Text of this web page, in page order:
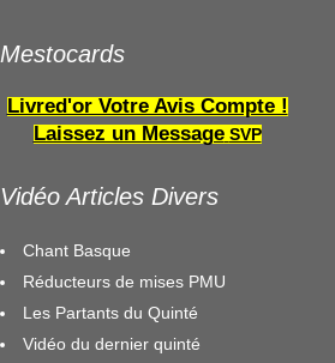
Mestocards
Livred'or Votre Avis Compte !
Laissez un Message SVP
Vidéo Articles Divers
Chant Basque
Réducteurs de mises PMU
Les Partants du Quinté
Vidéo du dernier quinté